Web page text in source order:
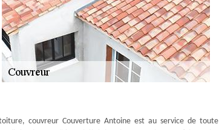
couvreur Couverture Antoine est au service de toute